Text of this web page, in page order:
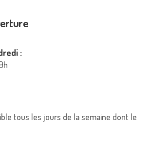
:
tous les jours de la semaine dont le